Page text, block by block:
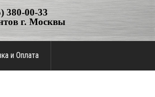
380-00-33
г. Москвы
и Оплата